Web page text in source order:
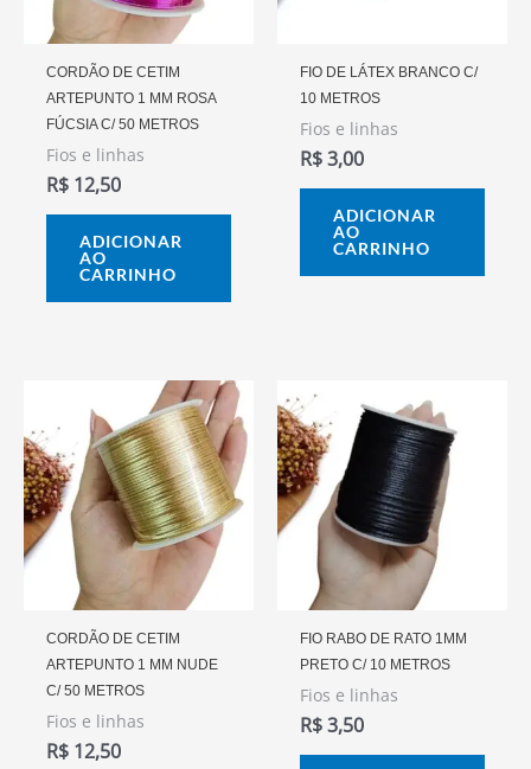
CORDÃO DE CETIM
ARTEPUNTO 1 MM ROSA
FÚCSIA C/ 50 METROS
Fios e linhas
R$ 12,50
ADICIONAR
AO
CARRINHO
FIO DE LÁTEX BRANCO C/
10 METROS
Fios e linhas
R$3,00
ADICIONAR
AO
CARRINHO
CORDÃO DE CETIM
ARTEPUNTO 1 MM NUDE
C/ 50 METROS
Fios e linhas
R$ 12,50
FIO RABO DE RATO 1MM
PRETO C/ 10 METROS
Fios e linhas
R$3,50